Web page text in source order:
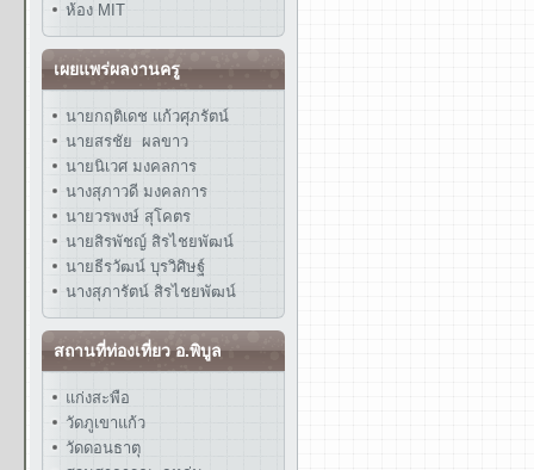
ห้อง MIT
เผยแพร่ผลงานครู
นายกฤติเดช แก้วศุภรัตน์
นายสรชัย ผลขาว
นายนิเวศ มงคลการ
นางสุภาวดี มงคลการ
นายวรพงษ์ สุโคตร
นายสิรพัชญ์ สิรไชยพัฒน์
นายธีรวัฒน์ บุรวิศิษฐ์
นางสุภารัตน์ สิรไชยพัฒน์
สถานที่ท่องเที่ยว อ.พิบูล
แก่งสะพือ
วัดภูเขาแก้ว
วัดดอนธาตุ